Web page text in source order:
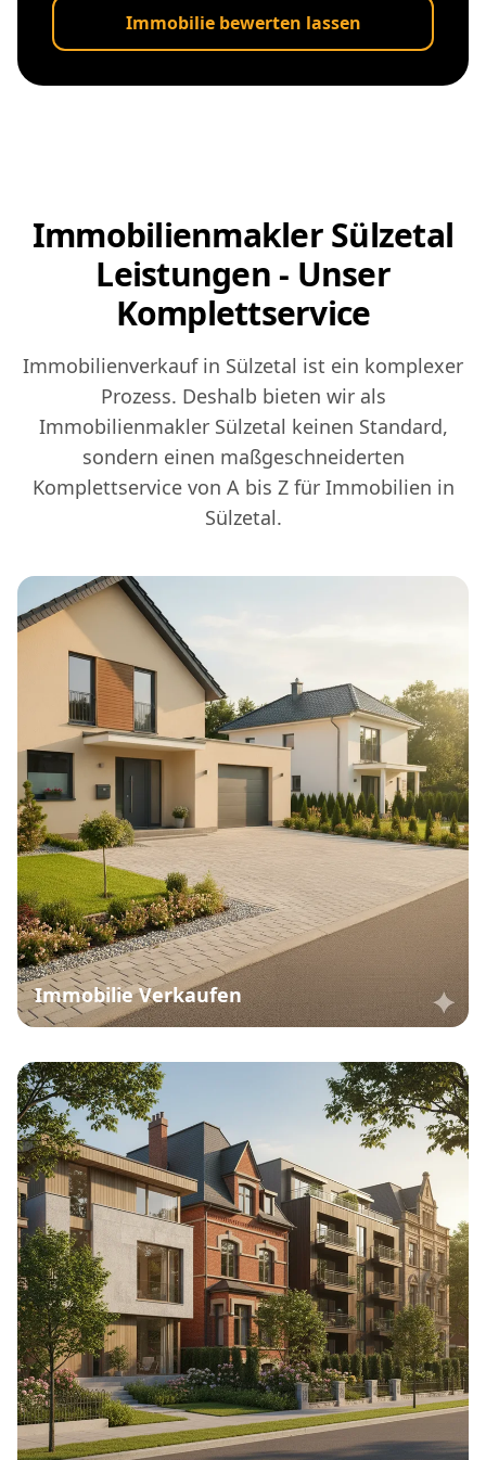
Immobilie bewerten lassen
Immobilienmakler Sülzetal
Leistungen - Unser
Komplettservice
Immobilienverkauf in Sülzetal ist ein komplexer
Prozess. Deshalb bieten wir als
Immobilienmakler Sülzetal keinen Standard,
sondern einen maßgeschneiderten
Komplettservice von A bis Z für Immobilien in
Sülzetal.
Immobilie Verkaufen